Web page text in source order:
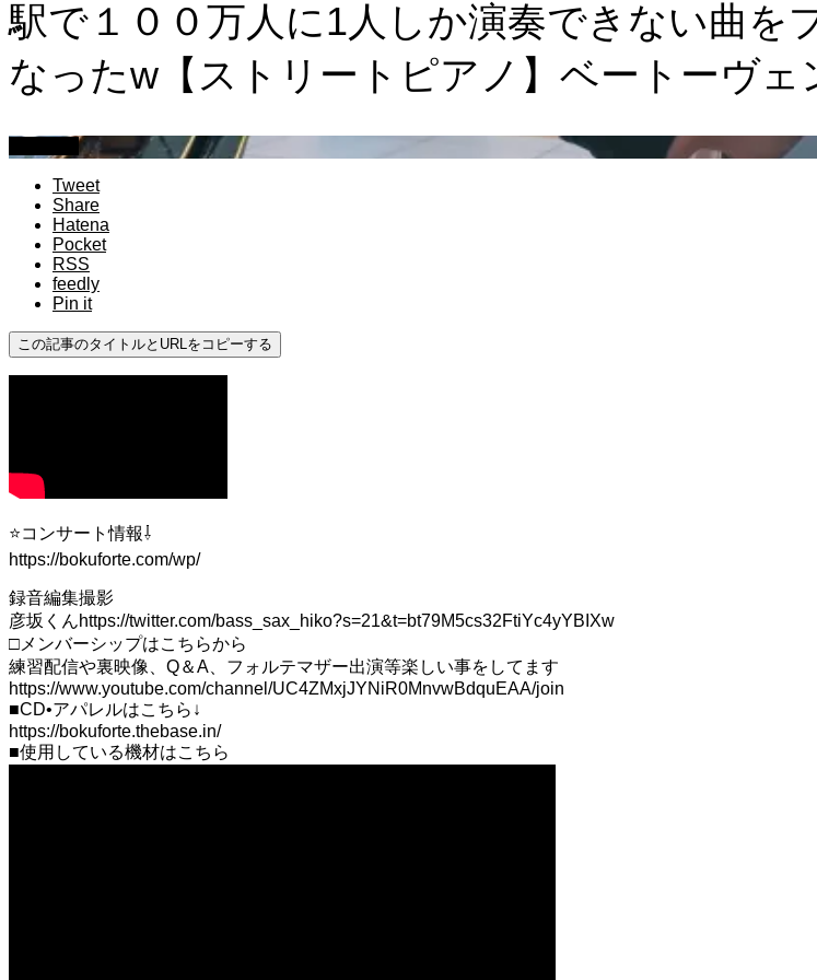
駅で１００万人に1人しか演奏できない曲を
なったw【ストリートピアノ】ベートーヴェ
Tweet
Share
Hatena
Pocket
RSS
feedly
Pin it
この記事のタイトルとURLをコピーする
⭐️コンサート情報⇩
https://bokuforte.com/wp/
録音編集撮影
彦坂くんhttps://twitter.com/bass_sax_hiko?s=21&t=bt79M5cs32FtiYc4yYBIXw
□メンバーシップはこちらから
練習配信や裏映像、Q＆A、フォルテマザー出演等楽しい事をしてます
https://www.youtube.com/channel/UC4ZMxjJYNiR0MnvwBdquEAA/join
■CD•アパレルはこちら↓
https://bokuforte.thebase.in/
■使用している機材はこちら